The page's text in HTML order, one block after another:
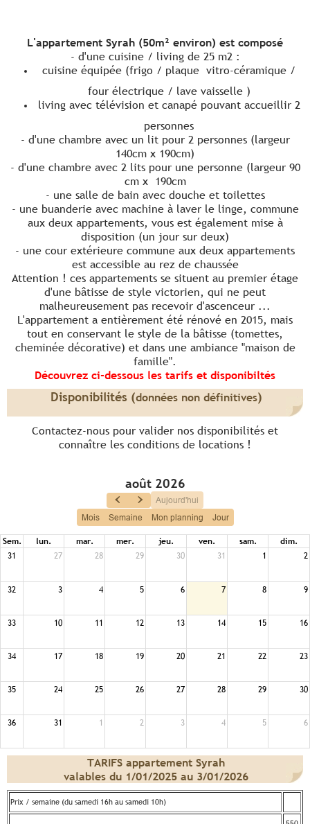
L'appartement Syrah (50m² environ) est composé
- d'une cuisine / living de 25 m2 :
cuisine équipée (frigo / plaque vitro-céramique /
four électrique / lave vaisselle )
living avec télévision et canapé pouvant accueillir 2
personnes
- d'une chambre avec un lit pour 2 personnes (largeur
140cm x 190cm)
- d'une chambre avec 2 lits pour une personne (largeur 90
cm x 190cm
- une salle de bain avec douche et toilettes
- une buanderie avec machine à laver le linge, commune
aux deux appartements, vous est également mise à
disposition (un jour sur deux)
- une cour extérieure commune aux deux appartements
est accessible au rez de chaussée
Attention ! ces appartements se situent au premier étage
d'une bâtisse de style victorien, qui ne peut
malheureusement pas recevoir d'ascenceur ...
L'appartement a entièrement été rénové en 2015, mais
tout en conservant le style de la bâtisse (tomettes,
cheminée décorative) et dans une ambiance "maison de
famille".
Découvrez ci-dessous les tarifs et disponibiltés
Disponibilités (données non définitives)
Contactez-nous pour valider nos disponibilités et
connaître les conditions de locations !
Aujourd'hui
Mois
Semaine Mon planning Jour
août 2026
Sem. lun. mar. mer. jeu. ven. sam.
dim.
31
27 28 29 30 31 1 2
32 3 4 5 6 7 8 9
33 10 11 12 13 14 15 16
34 17 18 19 20 21 22 23
35 24 25 26 27 28 29 30
36 31 1 2 3 4 5 6
TARIFS appartement Syrah
valables du 1/01/2025 au 3/01/2026
Prix / semaine (du samedi 16h au samedi 10h)